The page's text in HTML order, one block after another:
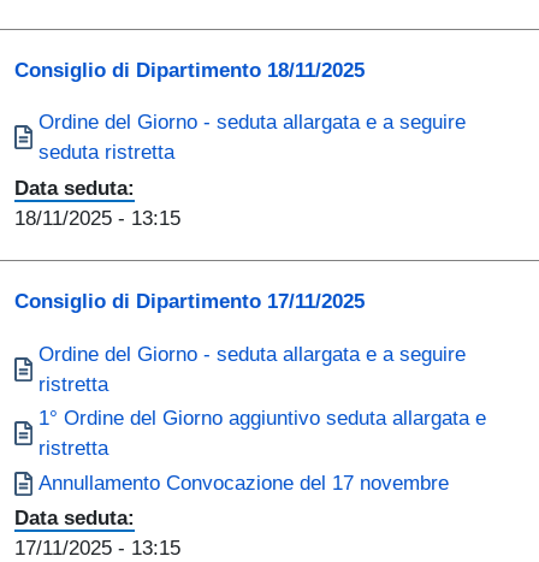
Consiglio di Dipartimento 18/11/2025
Documento
Ordine del Giorno - seduta allargata e a seguire
seduta ristretta
Data seduta:
18/11/2025 - 13:15
Consiglio di Dipartimento 17/11/2025
Documento
Ordine del Giorno - seduta allargata e a seguire
ristretta
Documento
1° Ordine del Giorno aggiuntivo seduta allargata e
ristretta
Documento
Annullamento Convocazione del 17 novembre
Data seduta:
17/11/2025 - 13:15